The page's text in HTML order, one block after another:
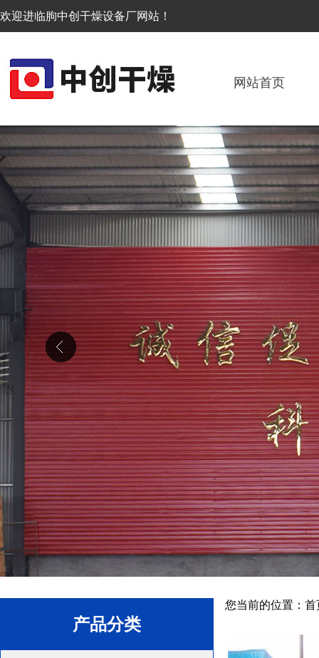
欢迎进临朐中创干燥设备厂网站！
网站首页
产品分类
您当前的位置： 首